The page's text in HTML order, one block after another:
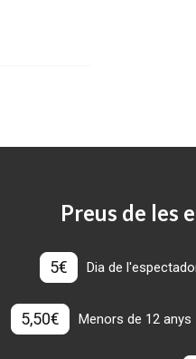
Preus de les
5€ Dia de
5,50€ Menors de 12 anys